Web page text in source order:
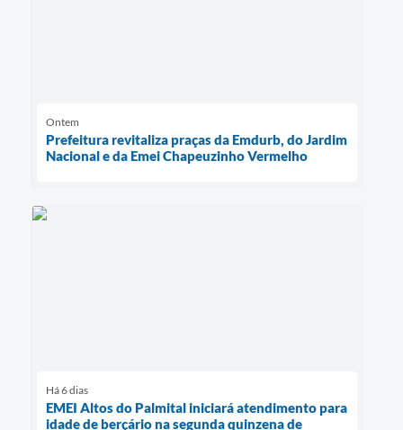
Ontem
Prefeitura revitaliza praças da Emdurb, do Jardim
Nacional e da Emei Chapeuzinho Vermelho
Há 6 dias
EMEI Altos do Palmital iniciará atendimento para
idade de berçário na segunda quinzena de